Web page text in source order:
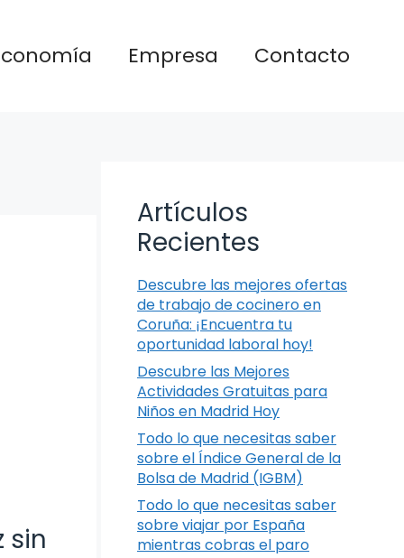
Empresa Contacto
sin
Artículos
Recientes
Descubre las mejores ofertas
de trabajo de cocinero en
Coruña: ¡Encuentra tu
oportunidad laboral hoy!
Descubre las Mejores
Actividades Gratuitas para
Niños en Madrid Hoy
Todo lo que necesitas saber
sobre el Índice General de la
Bolsa de Madrid (IGBM)
Todo lo que necesitas saber
sobre viajar por España
mientras cobras el paro